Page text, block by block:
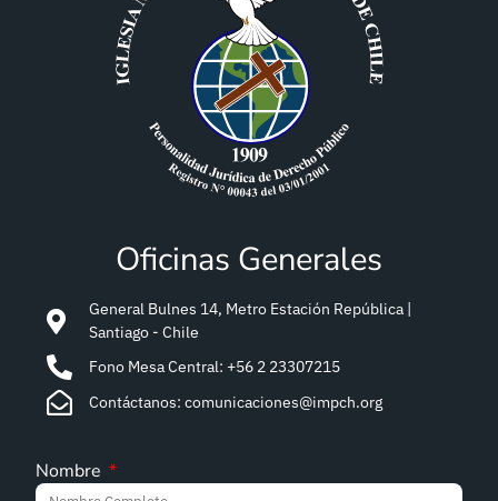
Oficinas Generales
General Bulnes 14, Metro Estación República |
Santiago - Chile
Fono Mesa Central: +56 2 23307215
Contáctanos: comunicaciones@impch.org
Nombre